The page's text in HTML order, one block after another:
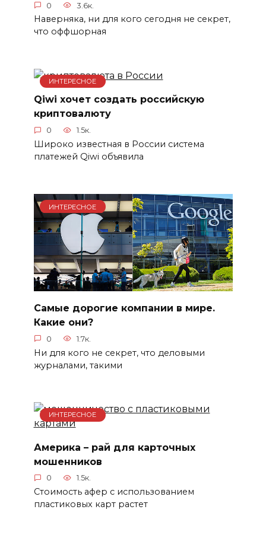
0 3.6к.
Наверняка, ни для кого сегодня не секрет,
что оффшорная
ИНТЕРЕСНОЕ
Qiwi хочет создать российскую
криптовалюту
0 1.5к.
Широко известная в России система
платежей Qiwi объявила
ИНТЕРЕСНОЕ
Самые дорогие компании в мире.
Какие они?
0 1.7к.
Ни для кого не секрет, что деловыми
журналами, такими
ИНТЕРЕСНОЕ
Америка – рай для карточных
мошенников
0 1.5к.
Стоимость афер с использованием
пластиковых карт растет